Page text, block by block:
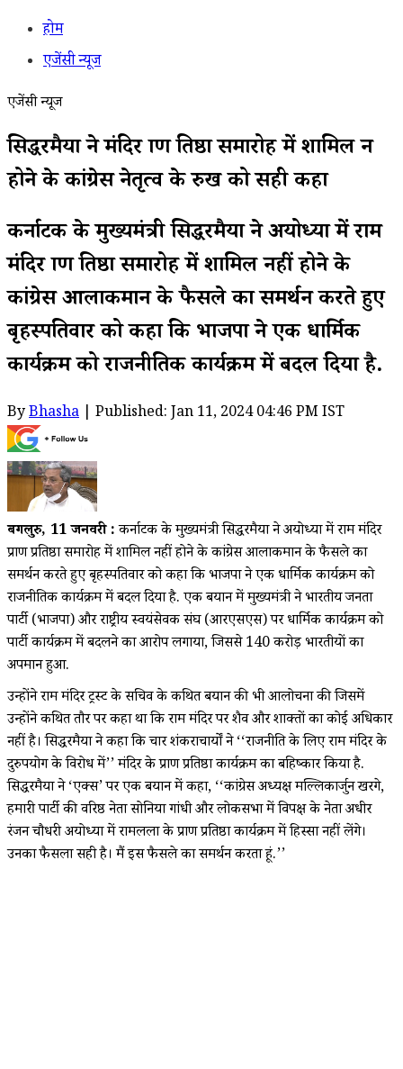
होम
एजेंसी न्यूज
एजेंसी न्यूज
सिद्धरमैया ने मंदिर प्राण प्रतिष्ठा समारोह में शामिल न
होने के कांग्रेस नेतृत्व के रुख को सही कहा
कर्नाटक के मुख्यमंत्री सिद्धरमैया ने अयोध्या में राम
मंदिर प्राण प्रतिष्ठा समारोह में शामिल नहीं होने के
कांग्रेस आलाकमान के फैसले का समर्थन करते हुए
बृहस्पतिवार को कहा कि भाजपा ने एक धार्मिक
कार्यक्रम को राजनीतिक कार्यक्रम में बदल दिया है.
ByBhasha | Published: Jan 11, 2024 04:46 PM IST
बेंगलुरु, 11 जनवरी :कर्नाटक के मुख्यमंत्री सिद्धरमैया ने अयोध्या में राम मंदिर
प्राण प्रतिष्ठा समारोह में शामिल नहीं होने के कांग्रेस आलाकमान के फैसले का
समर्थन करते हुए बृहस्पतिवार को कहा कि भाजपा ने एक धार्मिक कार्यक्रम को
राजनीतिक कार्यक्रम में बदल दिया है. एक बयान में मुख्यमंत्री ने भारतीय जनता
पार्टी (भाजपा) और राष्ट्रीय स्वयंसेवक संघ (आरएसएस) पर धार्मिक कार्यक्रम को
पार्टी कार्यक्रम में बदलने का आरोप लगाया, जिससे 140 करोड़ भारतीयों का
अपमान हुआ.
उन्होंने राम मंदिर ट्रस्ट के सचिव के कथित बयान की भी आलोचना की जिसमें
उन्होंने कथित तौर पर कहा था कि राम मंदिर पर शैव और शाक्तों का कोई अधिकार
नहीं है। सिद्धरमैया ने कहा कि चार शंकराचार्यों ने ‘‘राजनीति के लिए राम मंदिर के
दुरुपयोग के विरोध में’’ मंदिर के प्राण प्रतिष्ठा कार्यक्रम का बहिष्कार किया है.
सिद्धरमैया ने ‘एक्स’ पर एक बयान में कहा, ‘‘कांग्रेस अध्यक्ष मल्लिकार्जुन खरगे,
हमारी पार्टी की वरिष्ठ नेता सोनिया गांधी और लोकसभा में विपक्ष के नेता अधीर
रंजन चौधरी अयोध्या में रामलला के प्राण प्रतिष्ठा कार्यक्रम में हिस्सा नहीं लेंगे।
उनका फैसला सही है। मैं इस फैसले का समर्थन करता हूं.’’